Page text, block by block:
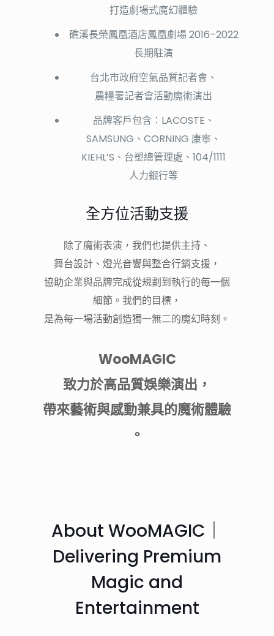
打造劇場式魔幻體驗
礁溪長榮鳳凰酒店鳳凰劇場 2016–2022
長期駐演
台北市政府空氣品質記者會、
農糧署記者會活動魔術演出
品牌客戶包含：LACOSTE、
SAMSUNG、CORNING 康寧、
KIEHL’S、台塑總管理處、104/1111
人力銀行等
全方位活動支援
除了魔術表演，我們也提供主持、
舞台設計、燈光音響與整合行銷支援，
協助企業與品牌完成從規劃到執行的每一個
細節。我們的目標，
是為每一場活動創造獨一無二的魔幻時刻。
WooMAGIC
致力於高品質娛樂演出，
帶來藝術與感動兼具的魔術體驗
。
About WooMAGIC｜
Delivering Premium
Magic and
Entertainment